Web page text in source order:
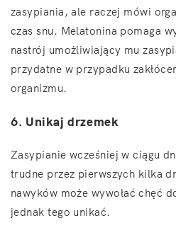
zasypiania, ale raczej mówi
czas snu. Melatonina pomaga
nastrój umożliwiający mu
przydatne w przypadku
organizmu.
6. Unikaj drzemek
Zasypianie wcześniej w ciągu
trudne przez pierwszych kilka
nawyków może wywołać chęć
jednak tego unikać.